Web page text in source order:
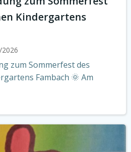
Kindergartens
zum Sommerfest des
Fambach 🌞 Am